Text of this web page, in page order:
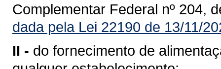
Complementar Federal nº 204,
dada pela Lei 22190 de 13/11/
II - do fornecimento de